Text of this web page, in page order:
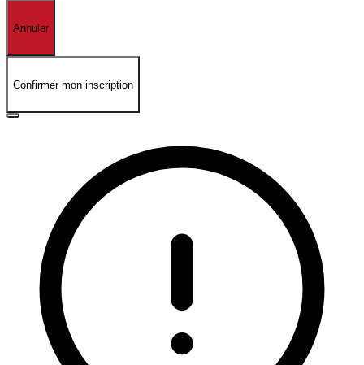
Annuler
Confirmer mon inscription